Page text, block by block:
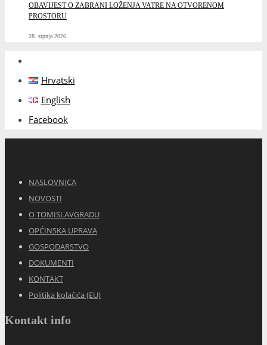
OBAVIJEST O ZABRANI LOŽENJA VATRE NA OTVORENOM
PROSTORU
28. srpnja 2026.
Hrvatski
English
Facebook
NASLOVNICA
NOVOSTI
O TOMISLAVGRADU
OPĆINSKA UPRAVA
GOSPODARSTVO
DOKUMENTI
KONTAKT
Politika kolačića (EU)
Kontakt info